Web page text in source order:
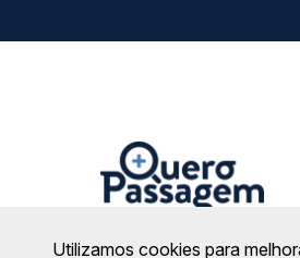
Utilizamos cookies para